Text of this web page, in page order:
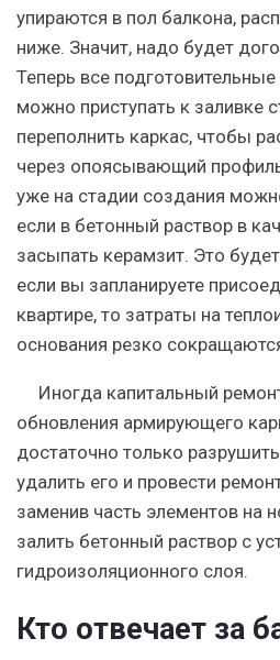
упираются в пол балкона,
ниже. Значит, надо будет
Теперь все
можно приступать к заливке
переполнить каркас, чтобы
через опоясывающий
уже на стадии создания
если в бетонный раствор в
засыпать керамзит. Это
если вы запланируете
квартире, то затраты на
основания резко
Иногда капитальный
обновления армирующего
достаточно только
удалить его и провести
заменив часть элементов на
залить бетонный раствор с
гидроизоляционного слоя.
Кто отвечает за